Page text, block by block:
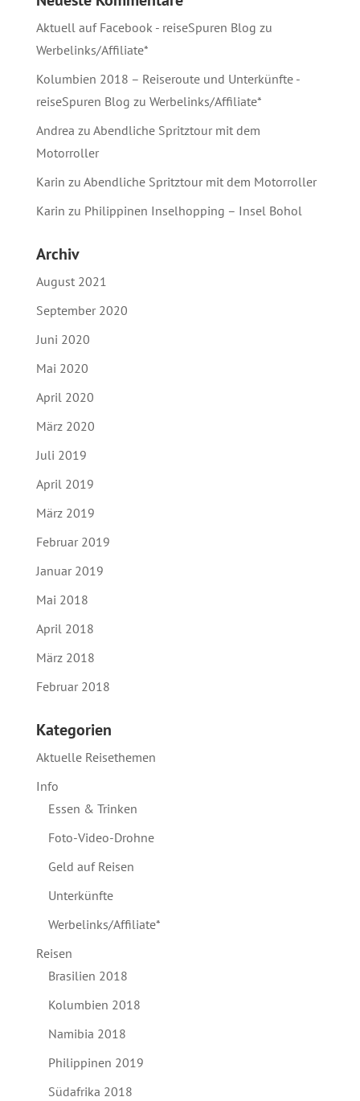
Aktuell auf Facebook - reiseSpuren Blog zu
Werbelinks/Affiliate*
Kolumbien 2018 – Reiseroute und Unterkünfte -
reiseSpuren Blog zu Werbelinks/Affiliate*
Andrea zu Abendliche Spritztour mit dem
Motorroller
Karin zu Abendliche Spritztour mit dem Motorroller
Karin zu Philippinen Inselhopping – Insel Bohol
Archiv
August 2021
September 2020
Juni 2020
Mai 2020
April 2020
März 2020
Juli 2019
April 2019
März 2019
Februar 2019
Januar 2019
Mai 2018
April 2018
März 2018
Februar 2018
Kategorien
Aktuelle Reisethemen
Info
Essen & Trinken
Foto-Video-Drohne
Geld auf Reisen
Unterkünfte
Werbelinks/Affiliate*
Reisen
Brasilien 2018
Kolumbien 2018
Namibia 2018
Philippinen 2019
Südafrika 2018